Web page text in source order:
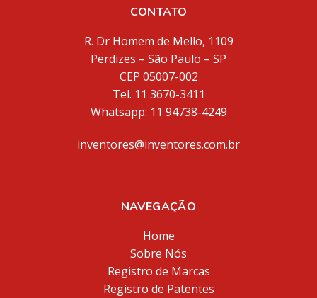
CONTATO
R. Dr Homem de Mello, 1109
Perdizes – São Paulo – SP
CEP 05007-002
Tel. 11 3670-3411
Whatsapp: 11 94738-4249
inventores@inventores.com.br
NAVEGAÇÃO
Home
Sobre Nós
Registro de Marcas
Registro de Patentes